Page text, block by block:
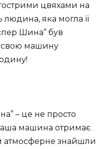
цвяхами на
людина, яка могла її
Шина” був
свою машину
– це не просто
машина отримає
атмосферне знайшли